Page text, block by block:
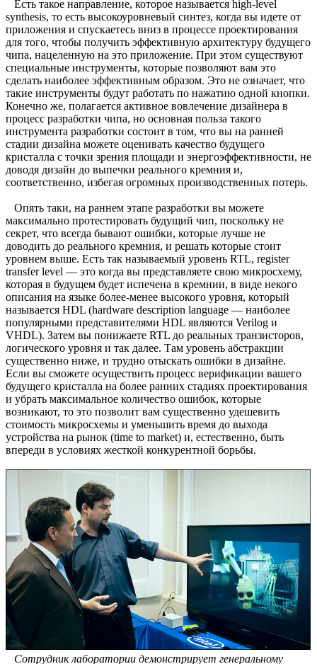
Есть такое направление, которое называется high-level
synthesis, то есть высокоуровневый синтез, когда вы идете от
приложения и спускаетесь вниз в процессе проектирования
для того, чтобы получить эффективную архитектуру будущего
чипа, нацеленную на это приложение. При этом существуют
специальные инструменты, которые позволяют вам это
сделать наиболее эффективным образом. Это не означает, что
такие инструменты будут работать по нажатию одной кнопки.
Конечно же, полагается активное вовлечение дизайнера в
процесс разработки чипа, но основная польза такого
инструмента разработки состоит в том, что вы на ранней
стадии дизайна можете оценивать качество будущего
кристалла с точки зрения площади и энергоэффективности, не
доводя дизайн до выпечки реального кремния и,
соответственно, избегая огромных производственных потерь.
Опять таки, на раннем этапе разработки вы можете
максимально протестировать будущий чип, поскольку не
секрет, что всегда бывают ошибки, которые лучше не
доводить до реального кремния, и решать которые стоит
уровнем выше. Есть так называемый уровень RTL, register
transfer level — это когда вы представляете свою микросхему,
которая в будущем будет испечена в кремнии, в виде некого
описания на языке более-менее высокого уровня, который
называется HDL (hardware description language — наиболее
популярными представителями HDL являются Verilog и
VHDL). Затем вы понижаете RTL до реальных транзисторов,
логического уровня и так далее. Там уровень абстракции
существенно ниже, и трудно отыскать ошибки в дизайне.
Если вы сможете осуществить процесс верификации вашего
будущего кристалла на более ранних стадиях проектирования
и убрать максимальное количество ошибок, которые
возникают, то это позволит вам существенно удешевить
стоимость микросхемы и уменьшить время до выхода
устройства на рынок (time to market) и, естественно, быть
впереди в условиях жесткой конкурентной борьбы.
Сотрудник лаборатории демонстрирует генеральному